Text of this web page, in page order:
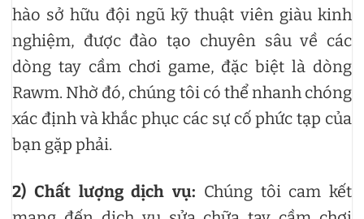
hào sở hữu đội ngũ kỹ thuật viên giàu kinh
nghiệm, được đào tạo chuyên sâu về các
dòng tay cầm chơi game, đặc biệt là dòng
Rawm. Nhờ đó, chúng tôi có thể nhanh chóng
xác định và khắc phục các sự cố phức tạp của
bạn gặp phải.
2) Chất lượng dịch vụ: Chúng tôi cam kết